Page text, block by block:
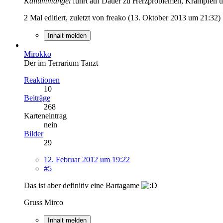
2 Mal editiert, zuletzt von freako (13. Oktober 2013 um 21:32)
Inhalt melden
Mirokko
Der im Terrarium Tanzt
Reaktionen
10
Beiträge
268
Karteneintrag
nein
Bilder
29
12. Februar 2012 um 19:22
#5
Das ist aber definitiv eine Bartagame
Gruss Mirco
Inhalt melden